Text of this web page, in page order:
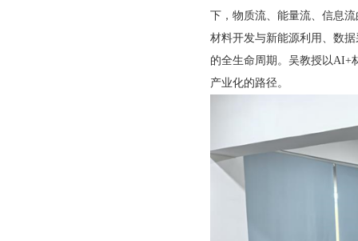
下，物质流、能量流、信息
材料开发与新能源利用、数
的全生命周期。吴教授以AI+
产业化的路径。